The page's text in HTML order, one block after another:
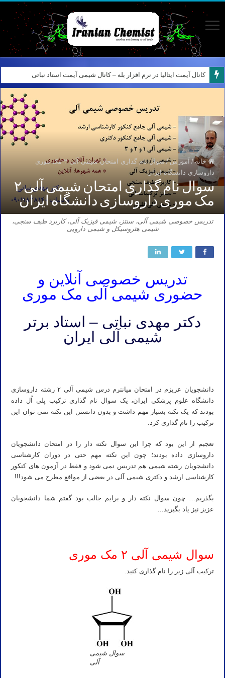
کانال آیمت ایتالیا در نرم افزار بله – کانال شیمی آیمت استاد نباتی
نمونه سوالات آیمت ایتالیا – استدلال و منطق – تفکر نقادانه – Logical reasoning – پارت ۷
خانه / آموزش /
سوال نام گذاری امتحان شیمی آلی ۲ مک موری
داروسازی دانشگاه ایران
سوال نام گذاری امتحان شیمی آلی ۲
مک موری داروسازی دانشگاه ایران
تدریس خصوصی شیمی آلی، سنتز، شیمی فیزیک آلی، کاربرد طیف سنجی،
شیمی هتروسیکل و شیمی دارویی
تدریس خصوصی آنلاین و
حضوری شیمی آلی مک موری
دکتر مهدی نباتی – استاد برتر
شیمی آلی ایران
دانشجویان عزیزم در امتحان میانترم درس شیمی آلی ۲ رشته داروسازی
دانشگاه علوم پزشکی ایران، یک سوال نام گذاری ترکیب پلی اُل داده
بودند که یک نکته بسیار مهم داشت و بدون دانستن این نکته نمی توان این
ترکیب را نام گذاری کرد.
تعجبم از این بود که چرا این سوال نکته دار را در امتحان دانشجویان
داروسازی داده بودند؛ چون این نکته مهم حتی در دوران کارشناسی
دانشجویان رشته شیمی هم تدریس نمی شود و فقط در آزمون های کنکور
کارشناسی ارشد و دکتری شیمی آلی در بعضی از مواقع مطرح می شود!!!
بگذریم… چون سوال نکته دار و برایم جالب بود گفتم شما دانشجویان
عزیز نیز یاد بگیرید…
سوال شیمی آلی ۲ مک موری
ترکیب آلی زیر را نام گذاری کنید.
سوال شیمی
آلی